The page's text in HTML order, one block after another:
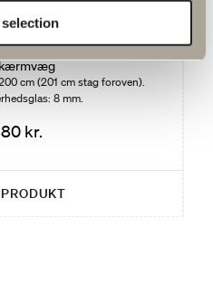
cm (201 cm stag foroven).
8 mm.
kr.